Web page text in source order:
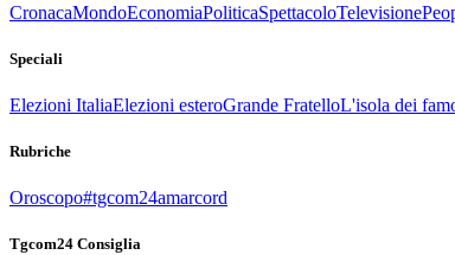
CronacaMondoEconomiaPoliticaSpettacoloTelevisione
Speciali
Elezioni ItaliaElezioni esteroGrande FratelloL'isola dei
Rubriche
Oroscopo#tgcom24amarcord
Tgcom24 Consiglia